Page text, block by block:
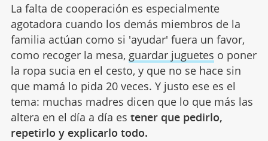
La falta de cooperación es especialmente
agotadora cuando los demás miembros de la
familia actúan como si 'ayudar' fuera un favor,
como recoger la mesa, guardar juguetes o poner
la ropa sucia en el cesto, y que no se hace sin
que mamá lo pida 20 veces. Y justo ese es el
tema: muchas madres dicen que lo que más las
altera en el día a día es tener que pedirlo,
repetirlo y explicarlo todo.